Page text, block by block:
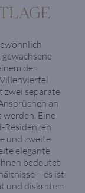
der
zwei separate
an
Eine
Residenzen
und zweite
elegante
bedeutet
– es ist
und diskretem